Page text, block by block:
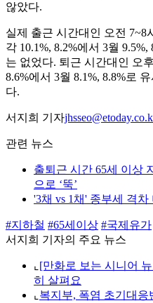
않았다.
실제 출근 시간대인 오전 7~8
각 10.1%, 8.2%에서 3월
는 없었다. 퇴근 시간대인 오
8.6%에서 3월 8.1%, 8.8%로
다.
서지희 기자
관련 뉴스
출퇴근 시간 65세 이상
으로 ‘뚝’
'3채 vs 1채' 종부세 격차
#지하철 #65세이상 #국제유가
서지희 기자의 주요 뉴스
⌞ [만화로 보는 시니어
히 살펴요
⌞ 복지부, 폭염 초기대